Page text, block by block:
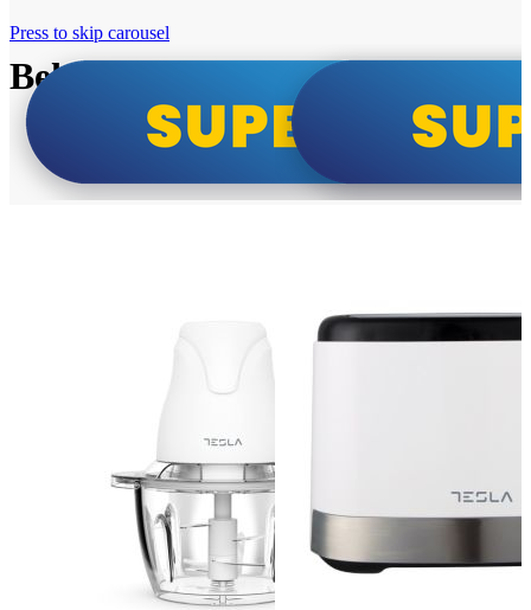
Beko i Tesla super cene
Press to skip carousel